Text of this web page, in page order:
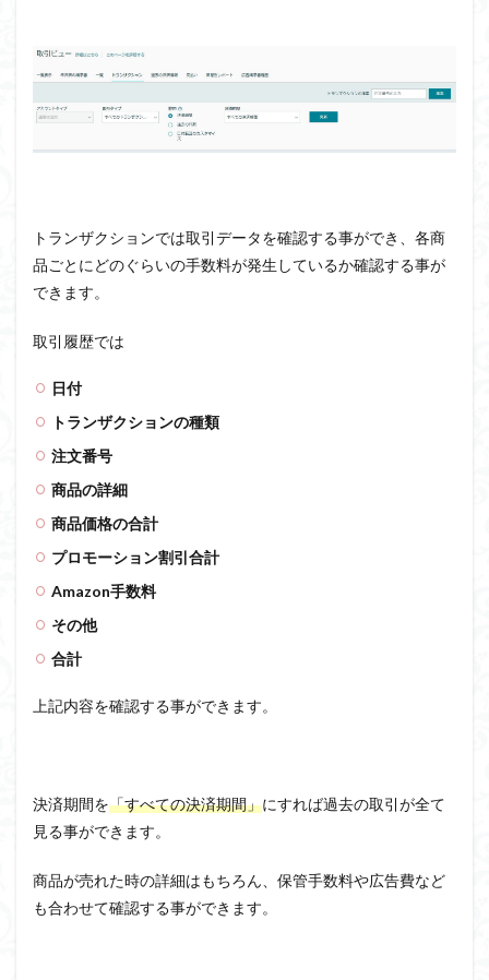
トランザクションでは取引データを確認する事ができ、各商
品ごとにどのぐらいの手数料が発生しているか確認する事が
できます。
取引履歴では
日付
トランザクションの種類
注文番号
商品の詳細
商品価格の合計
プロモーション割引合計
Amazon手数料
その他
合計
上記内容を確認する事ができます。
決済期間を「すべての決済期間」にすれば過去の取引が全て
見る事ができます。
商品が売れた時の詳細はもちろん、保管手数料や広告費など
も合わせて確認する事ができます。